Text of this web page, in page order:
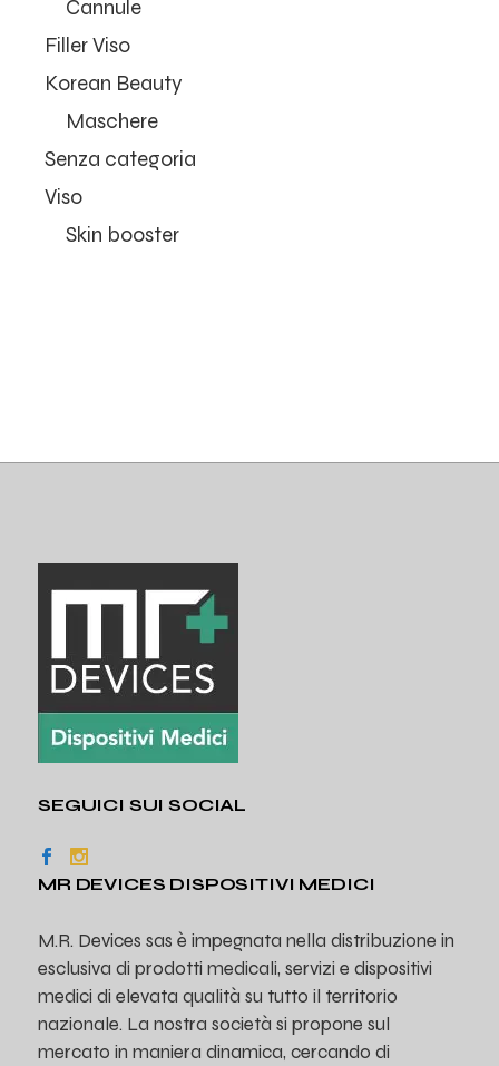
Cannule
Filler Viso
Korean Beauty
Maschere
Senza categoria
Viso
Skin booster
SEGUICI SUI SOCIAL
MR DEVICES DISPOSITIVI MEDICI
M.R. Devices sas è impegnata nella distribuzione in
esclusiva di prodotti medicali, servizi e dispositivi
medici di elevata qualità su tutto il territorio
nazionale. La nostra società si propone sul
mercato in maniera dinamica, cercando di